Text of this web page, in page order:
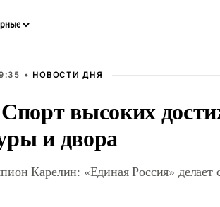
• НОВОСТИ ДНЯ
высоких
и двора
Карелин: «Единая Россия» делает